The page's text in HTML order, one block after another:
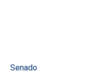
Senado